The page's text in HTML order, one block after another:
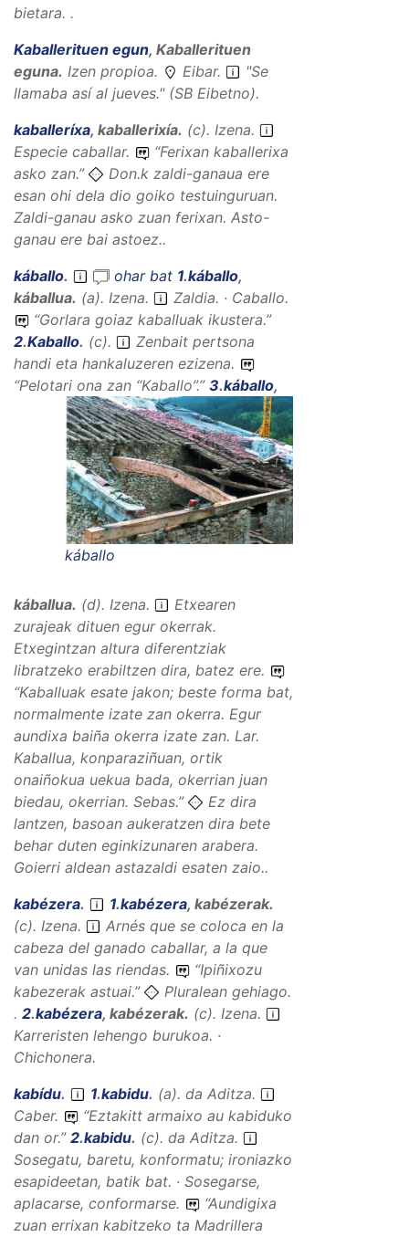
bietara. .
Kaballerituen egun, Kaballerituen
eguna. Izen propioa. Eibar.
"Se
llamaba así al jueves." (SB Eibetno).
kaballeríxa, kaballerixía. (c). Izena.
Especie caballar.
“Ferixan kaballerixa
asko zan.”
Don.k zaldi-ganaua ere
esan ohi dela dio goiko testuinguruan.
Zaldi-ganau asko zuan ferixan. Asto-
ganau ere bai astoez..
káballo. ohar bat 1.káballo,
káballua. (a). Izena.
Zaldia. · Caballo.
“Gorlara goiaz kaballuak ikustera.”
2.Kaballo. (c).
Zenbait pertsona
handi eta hankaluzeren ezizena.
“Pelotari ona zan “Kaballo”.”
káballo
3.káballo,
káballua. (d). Izena.
Etxearen
zurajeak dituen egur okerrak.
Etxegintzan altura diferentziak
libratzeko erabiltzen dira, batez ere.
“Kaballuak esate jakon; beste forma bat,
normalmente izate zan okerra. Egur
aundixa baiña okerra izate zan. Lar.
Kaballua, konparaziñuan, ortik
onaiñokua uekua bada, okerrian juan
biedau, okerrian. Sebas.”
Ez dira
lantzen, basoan aukeratzen dira bete
behar duten eginkizunaren arabera.
Goierri aldean astazaldi esaten zaio..
kabézera. 1.kabézera, kabézerak.
(c). Izena.
Arnés que se coloca en la
cabeza del ganado caballar, a la que
van unidas las riendas.
“Ipiñixozu
kabezerak astuai.”
Pluralean gehiago.
. 2.kabézera, kabézerak. (c). Izena.
Karreristen lehengo burukoa. ·
Chichonera.
kabídu. 1.kabidu. (a). da Aditza.
Caber.
“Eztakitt armaixo au kabiduko
dan or.” 2.kabidu. (c). da Aditza.
Sosegatu, baretu, konformatu; ironiazko
esapideetan, batik bat. · Sosegarse,
aplacarse, conformarse.
“Aundigixa
zuan errixan kabitzeko ta Madrillera